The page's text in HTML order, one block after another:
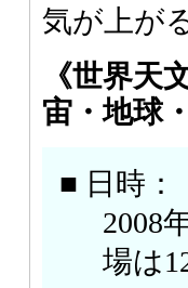
気が上が
《世界
宙・地球
■ 日時：
2008
場は